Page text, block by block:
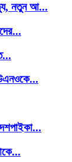
নতুন আ...